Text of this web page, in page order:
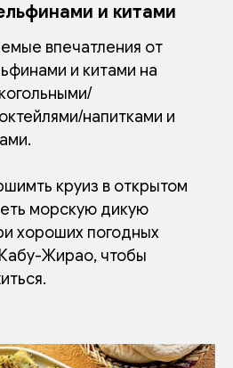
и китами
впечатления от
и китами на
напитками и
круиз в открытом
морскую дикую
хороших погодных
Жирао, чтобы